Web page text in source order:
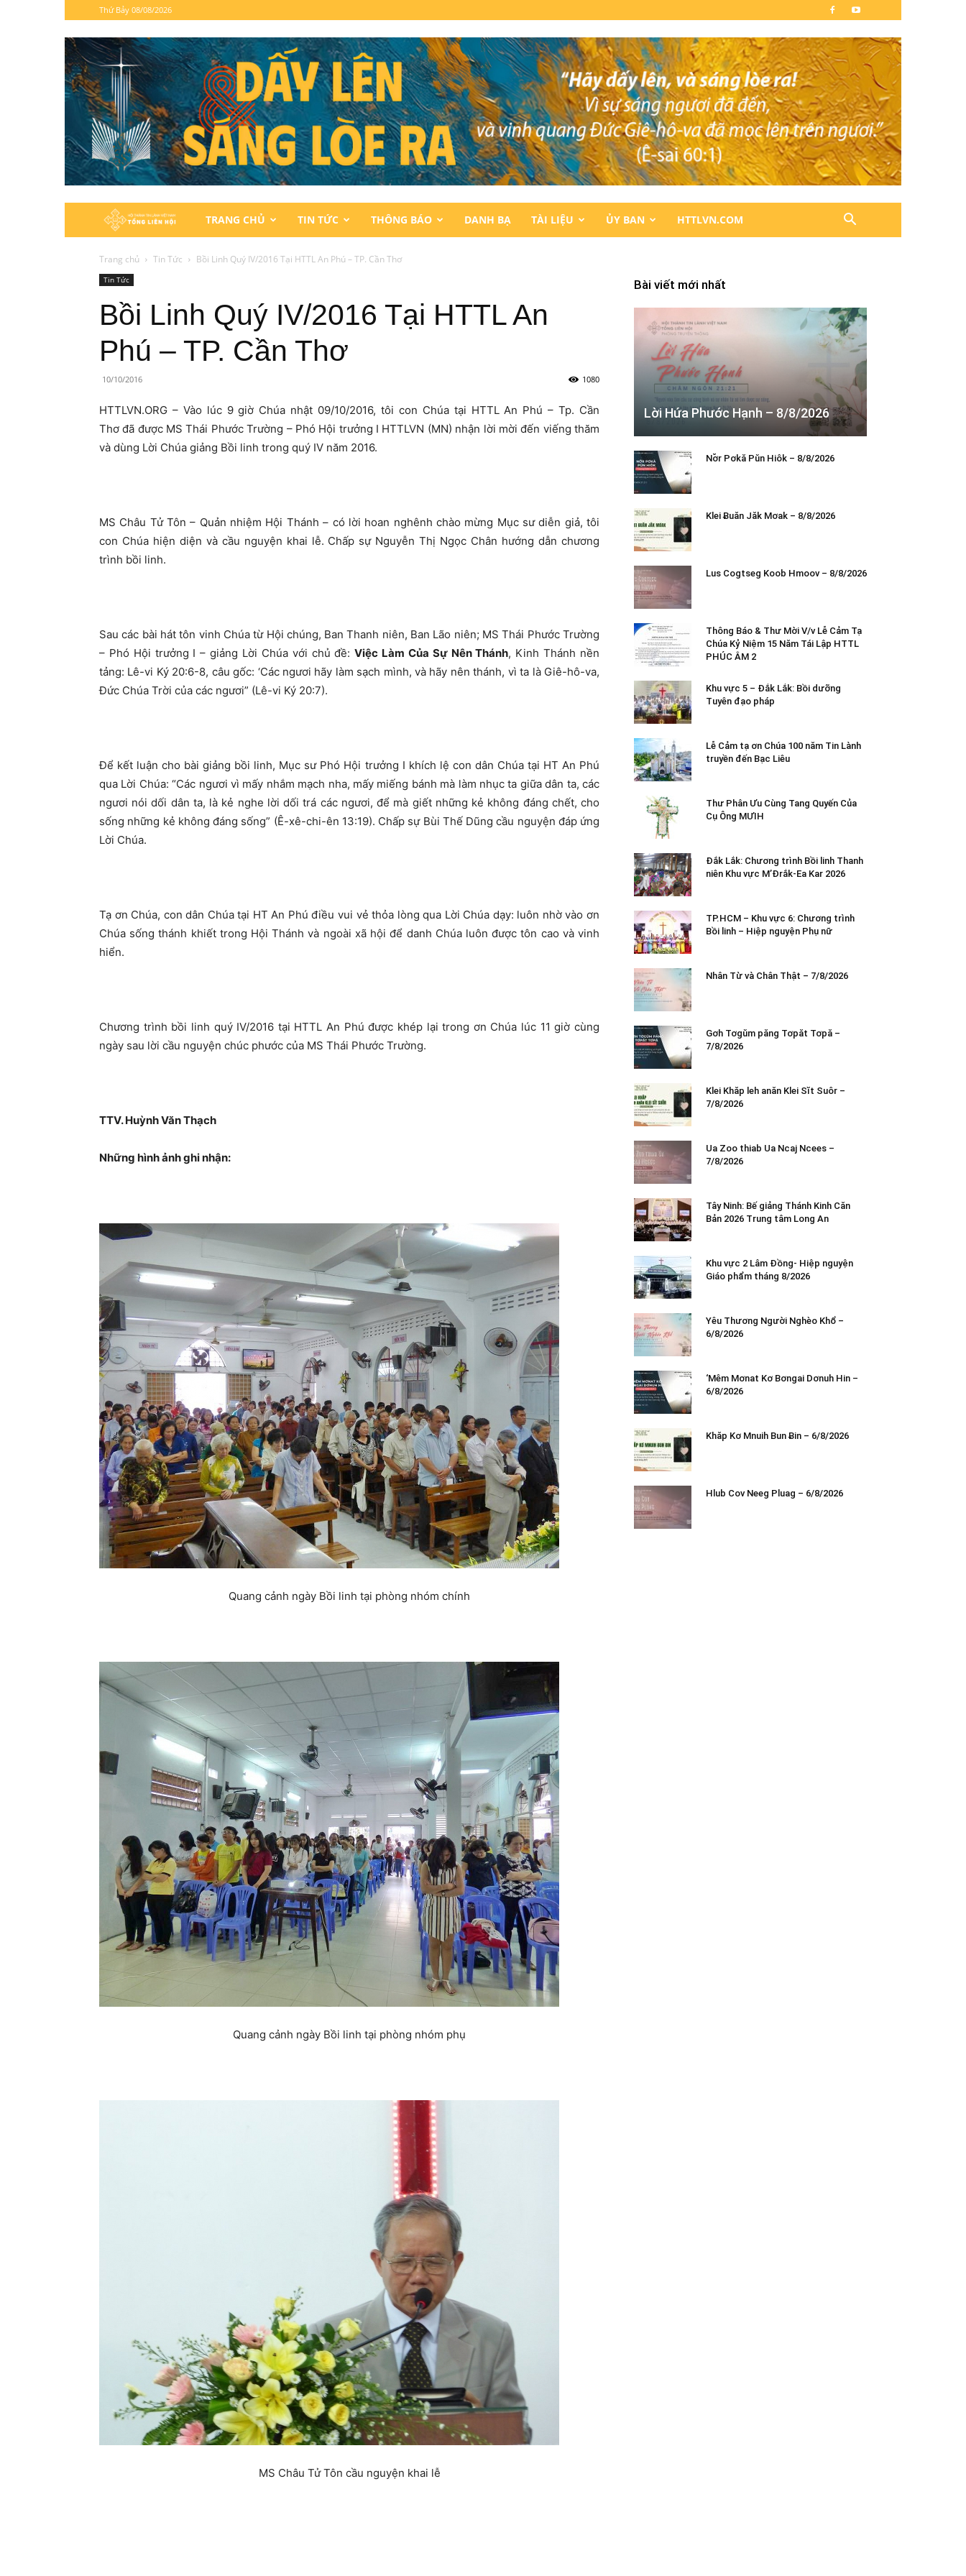
Thứ Bảy 08/08/2026
Hội
Thánh
Lành
Việt
TRANG CHỦ TIN TỨC THÔNG BÁO DANH BẠ TÀI LIỆU ỦY BAN HTTLVN.COM
Trang chủ Tin Tức Bồi Linh Quý IV/2016 Tại HTTL An Phú – TP. Cần Thơ
Tin Tức
Bồi Linh Quý IV/2016 Tại HTTL An
Phú – TP. Cần Thơ
10/10/2016 1080
HTTLVN.ORG – Vào lúc 9 giờ Chúa nhật 09/10/2016, tôi con Chúa tại HTTL An Phú – Tp. Cần
Thơ đã được MS Thái Phước Trường – Phó Hội trưởng I HTTLVN (MN) nhận lời mời đến viếng thăm
và dùng Lời Chúa giảng Bồi linh trong quý IV năm 2016.
MS Châu Tử Tôn – Quản nhiệm Hội Thánh – có lời hoan nghênh chào mừng Mục sư diễn giả, tôi
con Chúa hiện diện và cầu nguyện khai lễ. Chấp sự Nguyễn Thị Ngọc Chân hướng dẫn chương
trình bồi linh.
Sau các bài hát tôn vinh Chúa từ Hội chúng, Ban Thanh niên, Ban Lão niên; MS Thái Phước Trường
– Phó Hội trưởng I – giảng Lời Chúa với chủ đề:Việc Làm Của Sự Nên Thánh, Kinh Thánh nền
tảng: Lê-vi Ký 20:6-8, câu gốc: ‘Các ngươi hãy làm sạch mình, và hãy nên thánh, vì ta là Giê-hô-va,
Đức Chúa Trời của các ngươi” (Lê-vi Ký 20:7).
Để kết luận cho bài giảng bồi linh, Mục sư Phó Hội trưởng I khích lệ con dân Chúa tại HT An Phú
qua Lời Chúa: “Các ngươi vì mấy nhắm mạch nha, mấy miếng bánh mà làm nhục ta giữa dân ta, các
ngươi nói dối dân ta, là kẻ nghe lời dối trá các ngươi, để mà giết những kẻ không đáng chết, cho
sống những kẻ không đáng sống” (Ê-xê-chi-ên 13:19). Chấp sự Bùi Thế Dũng cầu nguyện đáp ứng
Lời Chúa.
Tạ ơn Chúa, con dân Chúa tại HT An Phú điều vui vẻ thỏa lòng qua Lời Chúa dạy: luôn nhờ vào ơn
Chúa sống thánh khiết trong Hội Thánh và ngoài xã hội để danh Chúa luôn được tôn cao và vinh
hiển.
Chương trình bồi linh quý IV/2016 tại HTTL An Phú được khép lại trong ơn Chúa lúc 11 giờ cùng
ngày sau lời cầu nguyện chúc phước của MS Thái Phước Trường.
TTV. Huỳnh Văn Thạch
Những hình ảnh ghi nhận:
Quang cảnh ngày Bồi linh tại phòng nhóm chính
Quang cảnh ngày Bồi linh tại phòng nhóm phụ
MS Châu Tử Tôn cầu nguyện khai lễ
Bài viết mới nhất
Lời Hứa Phước Hạnh – 8/8/2026
Nơ̆r Pơkă Pŭn Hiôk – 8/8/2026
Klei Ƀuăn Jăk Mơak – 8/8/2026
Lus Cogtseg Koob Hmoov – 8/8/2026
Thông Báo & Thư Mời V/v Lễ Cảm Tạ
Chúa Kỷ Niệm 15 Năm Tái Lập HTTL
PHÚC ÂM 2
Khu vực 5 – Đắk Lắk: Bồi dưỡng
Tuyên đạo pháp
Lễ Cảm tạ ơn Chúa 100 năm Tin Lành
truyền đến Bạc Liêu
Thư Phân Ưu Cùng Tang Quyến Của
Cụ Ông MƯIH
Đắk Lắk: Chương trình Bồi linh Thanh
niên Khu vực M’Đrắk-Ea Kar 2026
TP.HCM – Khu vực 6: Chương trình
Bồi linh – Hiệp nguyện Phụ nữ
Nhân Từ và Chân Thật – 7/8/2026
Gơh Tơgŭm păng Tơpăt Tơpă –
7/8/2026
Klei Khăp leh anăn Klei Sĭt Suôr –
7/8/2026
Ua Zoo thiab Ua Ncaj Ncees –
7/8/2026
Tây Ninh: Bế giảng Thánh Kinh Căn
Bản 2026 Trung tâm Long An
Khu vực 2 Lâm Đồng- Hiệp nguyện
Giáo phẩm tháng 8/2026
Yêu Thương Người Nghèo Khổ –
6/8/2026
‘Mêm Mơnat Kơ Bơngai Dơnuh Hin –
6/8/2026
Khăp Kơ Mnuih Bun Ƀin – 6/8/2026
Hlub Cov Neeg Pluag – 6/8/2026